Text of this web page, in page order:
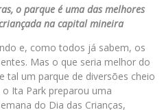
o parque é uma das melhores
na capital mineira
e, como todos já sabem, os
Mas o que seria melhor do
tal um parque de diversões cheio
Ita Park preparou uma
do Dia das Crianças,